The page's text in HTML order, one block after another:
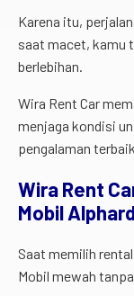
Karena itu,
saat macet, kamu
berlebihan.
Wira Rent Car
menjaga kondisi
pengalaman
Wira Rent
Mobil
Saat memilih
Mobil mewah